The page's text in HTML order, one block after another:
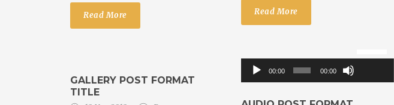
Read More Read More
GALLERY POST FORMAT
TITLE
00:00 00:00
Up/Down